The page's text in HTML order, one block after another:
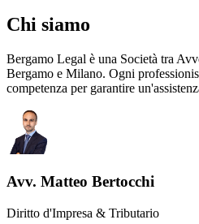
Chi siamo
Bergamo Legal è una Società tra
Bergamo e Milano. Ogni
competenza per garantire
Avv. Matteo Bertocchi
Diritto d'Impresa & Tributario